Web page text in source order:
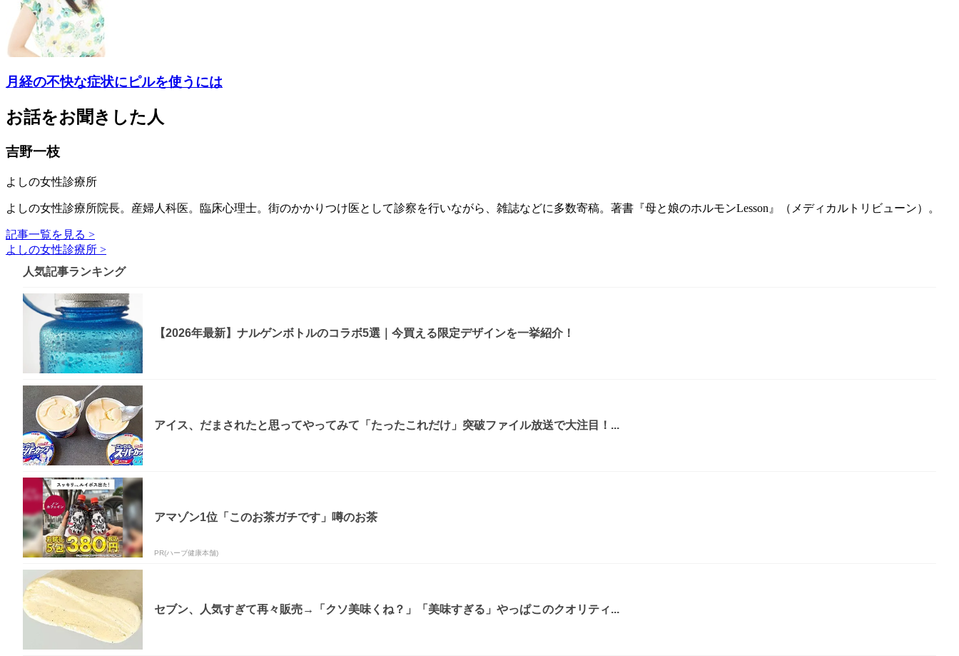
月経の不快な症状にピルを使うには
お話をお聞きした人
吉野一枝
よしの女性診療所
よしの女性診療所院長。産婦人科医。臨床心理士。街のかかりつけ医として診察を行いながら、雑誌などに多数寄稿。著書『母と娘のホルモンLesson』（メディカルトリビューン）。
記事一覧を見る >
よしの女性診療所 >
人気記事ランキング
【2026年最新】ナルゲンボトルのコラボ5選｜今買える限定デザインを一挙紹介！
アイス、だまされたと思ってやってみて「たったこれだけ」突破ファイル放送で大注目！...
アマゾン1位「このお茶ガチです」噂のお茶
PR(ハーブ健康本舗)
セブン、人気すぎて再々販売→「クソ美味くね？」「美味すぎる」やっぱこのクオリティ...